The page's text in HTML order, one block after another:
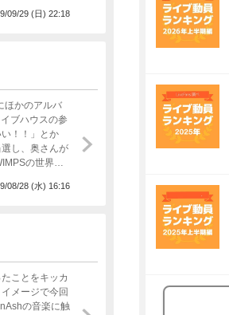
09/29 (日) 22:18
ほかのアルバ
ブハウスの参
し、奥さんが
、必ずチケ
08/28 (水) 16:16
の音楽に触